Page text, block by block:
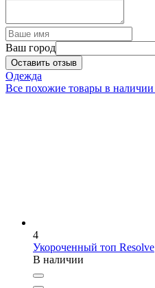
Ваш город
Оставить отзыв
Одежда
Все похожие товары в наличии
4
Укороченный топ Resolve
В наличии